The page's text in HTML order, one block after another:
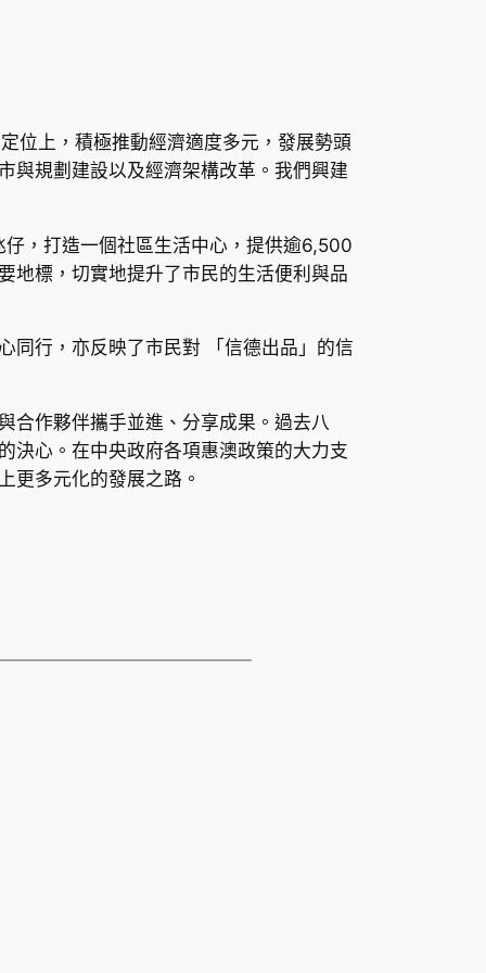
位上，積極推動經濟適度多元，發展勢頭
與規劃建設以及經濟架構改革。我們興建
，打造一個社區生活中心，提供逾6,500
地標，切實地提升了市民的生活便利與品
同行，亦反映了市民對 「信德出品」的信
合作夥伴攜手並進、分享成果。過去八
決心。在中央政府各項惠澳政策的大力支
更多元化的發展之路。